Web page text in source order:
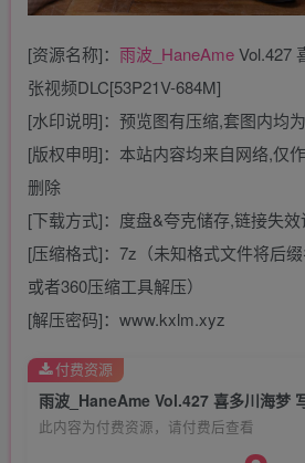
[资源名称]： 雨波_HaneAmeVol.427
张视频DLC[53P21V-684M]
[水印说明]：预览图有压缩,套图内均
[版权申明]：本站内容均来自网络,仅
删除
[下载方式]：度盘&夸克储存,链接失
[压缩格式]：7z（未知格式文件将后
或者360压缩工具解压）
[解压密码]：www.kxlm.xyz
此内容为付费资源，请付费后查看
付费资源